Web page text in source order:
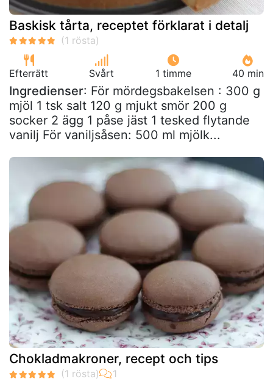
Baskisk tårta, receptet förklarat i detalj
Efterrätt Svårt 1 timme 40 min
Ingredienser: För mördegsbakelsen : 300 g
mjöl 1 tsk salt 120 g mjukt smör 200 g
socker 2 ägg 1 påse jäst 1 tesked flytande
vanilj För vaniljsåsen: 500 ml mjölk...
Chokladmakroner, recept och tips